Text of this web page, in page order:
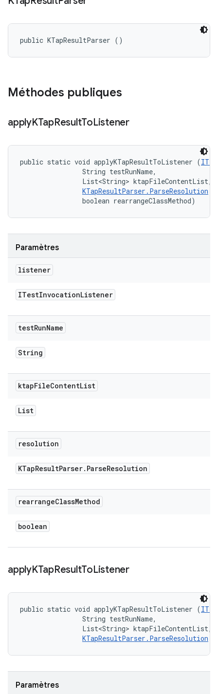
public KTapResultParser ()
Méthodes publiques
applyKTapResultToListener
public static void applyKTapResultToListener (
                String testRunName,
                List<String> ktapFileContentList,
KTapResultParser.ParseResolution
                boolean rearrangeClassMethod)
Paramètres
listener
ITestInvocationListener
testRunName
String
ktapFileContentList
List
resolution
KTapResultParser. ParseResolution
rearrangeClassMethod
boolean
applyKTapResultToListener
public static void applyKTapResultToListener (
                String testRunName,
                List<String> ktapFileContentList,
KTapResultParser.ParseResolution
Paramètres